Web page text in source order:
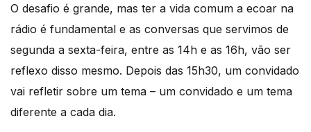
O desafio é grande, mas ter a vida comum a ecoar na
rádio é fundamental e as conversas que servimos de
segunda a sexta-feira, entre as 14h e as 16h, vão ser
reflexo disso mesmo. Depois das 15h30, um convidado
vai refletir sobre um tema – um convidado e um tema
diferente a cada dia.